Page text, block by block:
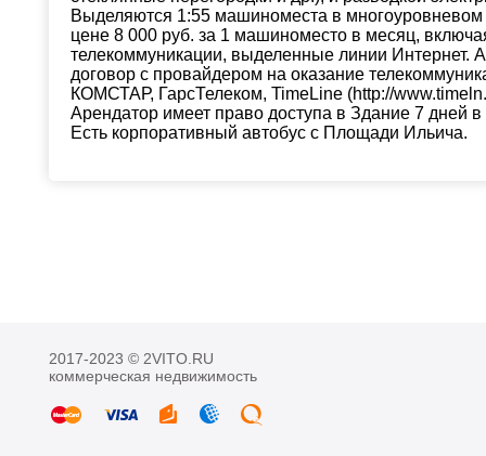
Выделяются 1:55 машиноместа в
цене 8 000 руб. за 1 машиноместо в месяц,
телекоммуникации, выделенные линии Интернет.
договор с провайдером на оказание
КОМСТАР, ГарсТелеком, TimeLine (http://
Арендатор имеет право доступа в Здание 7 дней в
Есть корпоративный автобус с Площади Ильича.
2017-2023 © 2VITO.RU
коммерческая недвижимость